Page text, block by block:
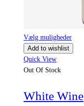
Vælg muligheder
Add to wishlist
Quick View
Out Of Stock
White Wine